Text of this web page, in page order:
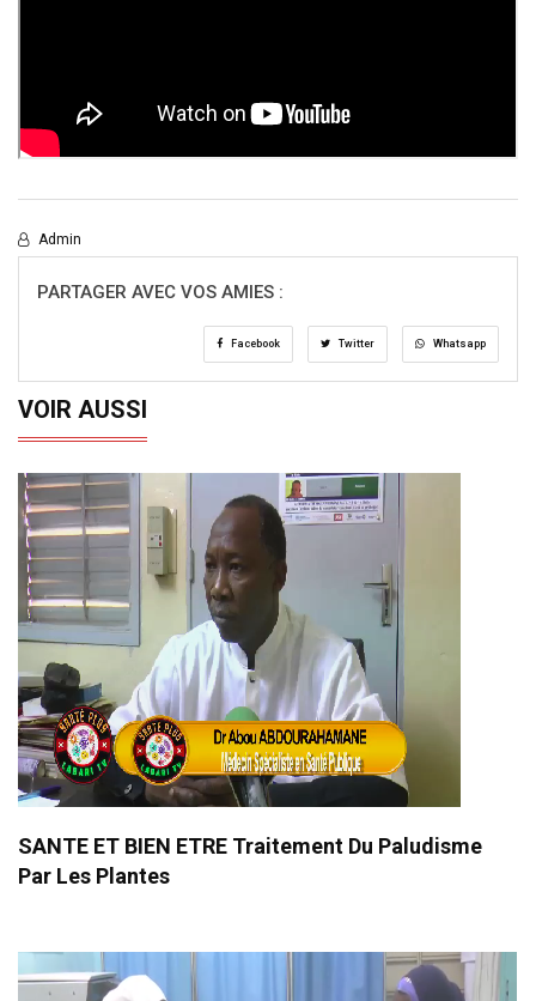
Admin
PARTAGER AVEC VOS AMIES :
Facebook Twitter Whatsapp
VOIR AUSSI
SANTE ET BIEN ETRE Traitement Du Paludisme
Par Les Plantes